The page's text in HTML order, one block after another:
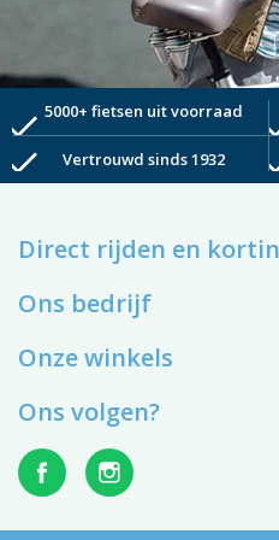
check5000+ fietsen uit voorraad
check Vertrouwd sinds 1932
Direct rijden en
Ons bedrijf
Onze winkels
Ons volgen?